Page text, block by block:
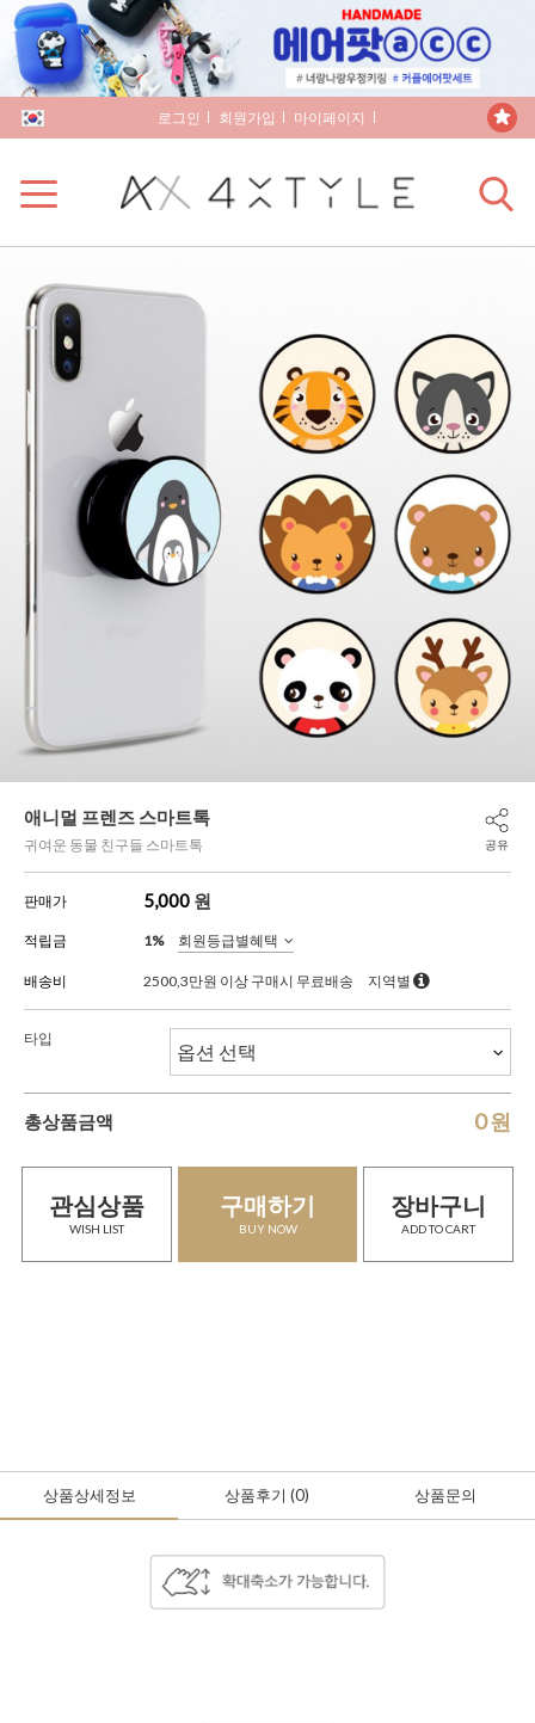
로그인 회원가입 마이페이지
애니멀 프렌즈 스마트톡
귀여운 동물 친구들 스마트톡 공유
판매가 5,000 원
적립금 1% 회원등급별혜택
배송비 2500,3만원 이상 구매시 무료배송 지역별
타입
총상품금액 0원
관심상품
WISH LIST
구매하기
BUY NOW
장바구니
ADD TO CART
상품상세정보 상품후기 (0) 상품문의